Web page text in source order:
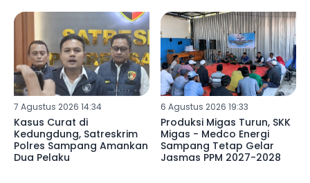
7 Agustus 2026 14:34
Kasus Curat di
Kedungdung, Satreskrim
Polres Sampang Amankan
Dua Pelaku
6 Agustus 2026 19:33
Produksi Migas Turun, SKK
Migas - Medco Energi
Sampang Tetap Gelar
Jasmas PPM 2027-2028